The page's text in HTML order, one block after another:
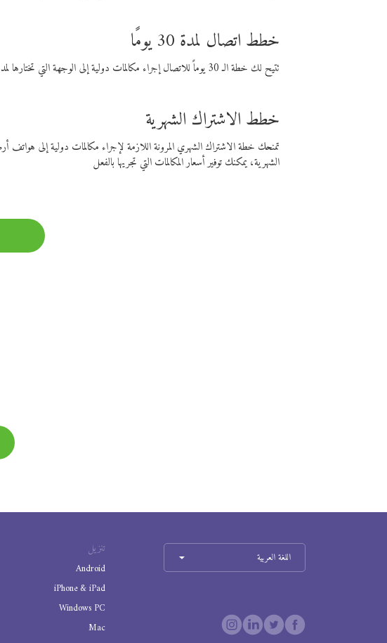
خطط اتصال لمدة 30 يومًا
تتيح لك خطة الـ 30 يوماً للاتصال إجراء مكالمات دولية إلى الوجهة التي تختارها لمدة 30 يوماً بأسعار فايبر المنخفضة.
خطط الاشتراك الشهرية
تمنحك خطة الاشتراك الشهري المرونة اللازمة لإجراء مكالمات دولية إلى
الشهرية، يمكنك توفير أسعار المكالمات التي تجريها بالفعل
تنزيل
Android
iPhone & iPad
Windows PC
Mac
اللغة العربية